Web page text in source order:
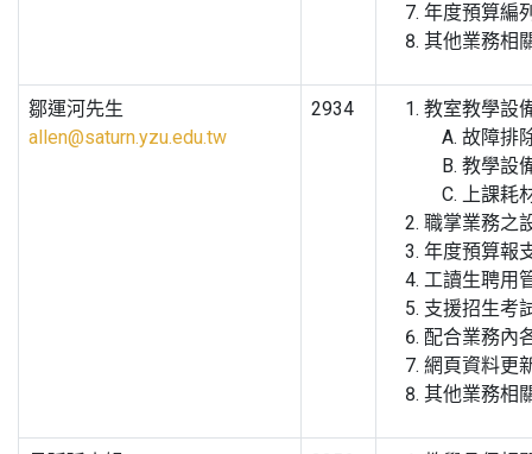
年度預算編
其他業務相
鄒運河先生
allen@saturn.yzu.edu.tw
2934
教室教學設
故障排
教學設
上課耗
職掌業務之
年度預算報
工讀生聘用
支援招生考
配合業務內
網頁資料更
其他業務相